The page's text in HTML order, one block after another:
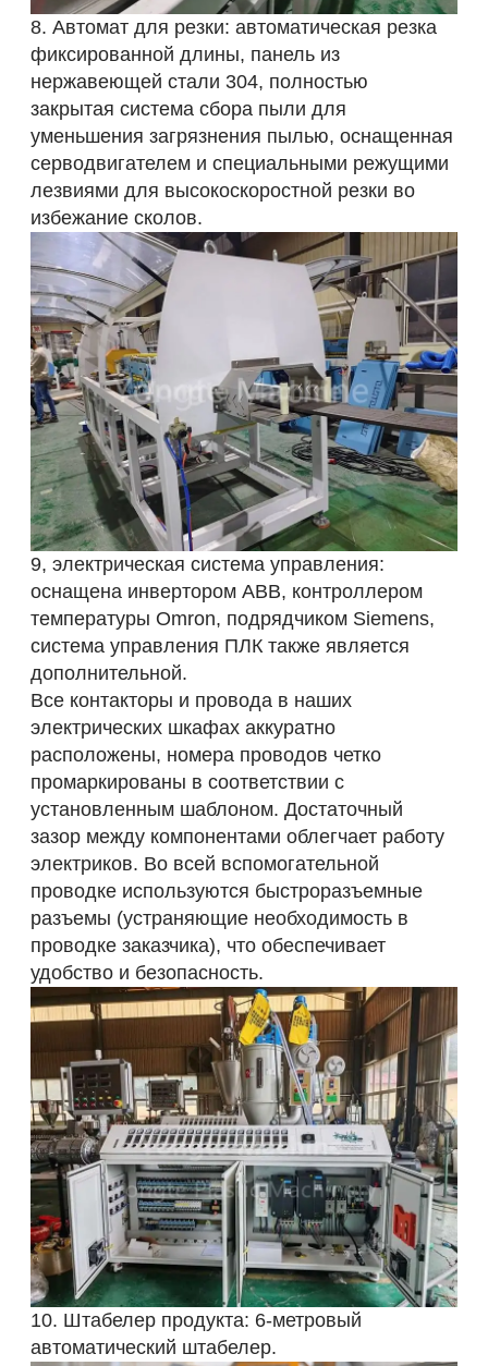
8. Автомат для резки: автоматическая резка
фиксированной длины, панель из
нержавеющей стали 304, полностью
закрытая система сбора пыли для
уменьшения загрязнения пылью, оснащенная
серводвигателем и специальными режущими
лезвиями для высокоскоростной резки во
избежание сколов.
9, электрическая система управления:
оснащена инвертором ABB, контроллером
температуры Omron, подрядчиком Siemens,
система управления ПЛК также является
дополнительной.
Все контакторы и провода в наших
электрических шкафах аккуратно
расположены, номера проводов четко
промаркированы в соответствии с
установленным шаблоном. Достаточный
зазор между компонентами облегчает работу
электриков. Во всей вспомогательной
проводке используются быстроразъемные
разъемы (устраняющие необходимость в
проводке заказчика), что обеспечивает
удобство и безопасность.
10. Штабелер продукта: 6-метровый
автоматический штабелер.